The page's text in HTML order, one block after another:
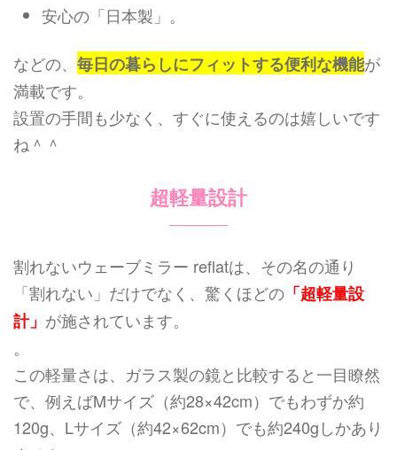
安心の「日本製」。
などの、 毎日の暮らしにフィットする便利な機能が
満載です。
設置の手間も少なく、すぐに使えるのは嬉しいです
ね＾＾
超軽量設計
割れないウェーブミラー reflatは、その名の通り
「割れない」だけでなく、驚くほどの 「超軽量設
計」 が施されています。
。
この軽量さは、ガラス製の鏡と比較すると一目瞭然
で、例えばMサイズ（約28×42cm）でもわずか約
120g、Lサイズ（約42×62cm）でも約240gしかあり